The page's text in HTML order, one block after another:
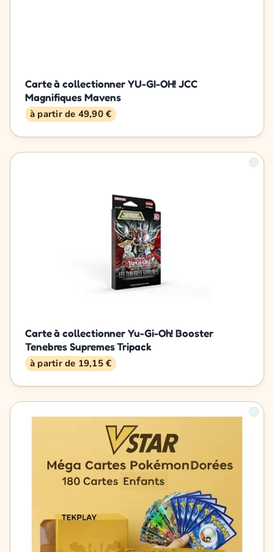
Carte à collectionner YU-GI-OH! JCC
Magnifiques Mavens
à partir de 49,90 €
Carte à collectionner Yu-Gi-Oh! Booster
Tenebres Supremes Tripack
à partir de 19,15 €